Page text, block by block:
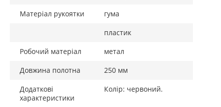
Матеріал рукоятки
гума
пластик
Робочий матеріал
метал
Довжина полотна
250 мм
Додаткові
характеристики
Колір: червоний.